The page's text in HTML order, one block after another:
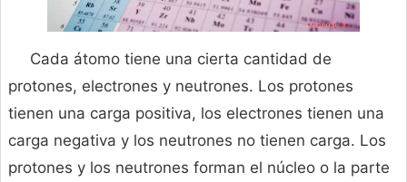
Cada átomo tiene una cierta cantidad de
protones, electrones y neutrones. Los protones
tienen una carga positiva, los electrones tienen una
carga negativa y los neutrones no tienen carga. Los
protones y los neutrones forman el núcleo o la parte